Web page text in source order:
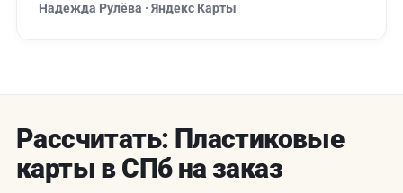
Надежда Рулёва · Яндекс Карты
Рассчитать: Пластиковые
карты в СПб на заказ